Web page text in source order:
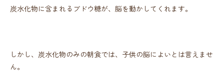
炭水化物に含まれるブドウ糖が、脳を動かしてくれます。
しかし、炭水化物のみの朝食では、子供の脳によいとは言えませ
ん。